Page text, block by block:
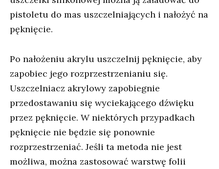
pistoletu do mas uszczelniających i nałożyć na
pęknięcie.
Po nałożeniu akrylu uszczelnij pęknięcie, aby
zapobiec jego rozprzestrzenianiu się.
Uszczelniacz akrylowy zapobiegnie
przedostawaniu się wyciekającego dźwięku
przez pęknięcie. W niektórych przypadkach
pęknięcie nie będzie się ponownie
rozprzestrzeniać. Jeśli ta metoda nie jest
możliwa, można zastosować warstwę folii